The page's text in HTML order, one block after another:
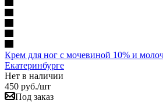
Крем для ног с мочевиной 10% и
Екатеринбурге
Нет в наличии
450 руб./шт
Под заказ